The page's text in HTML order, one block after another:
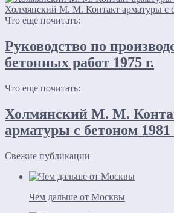
Холмянский М. М. Контакт арматуры с
Что еще почитать:
Руководство по
бетонных работ 1975 г.
Что еще почитать:
Холмянский М. М.
арматуры с бетоном 1981
Свежие публикации
Чем дальше от Москвы